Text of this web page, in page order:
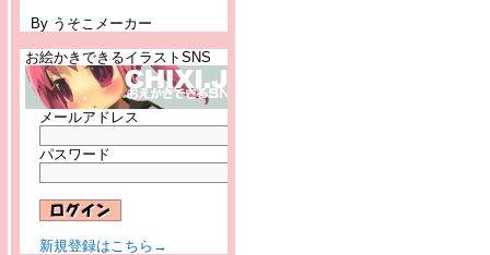
By うそこメーカー
お絵かきできるイラストSNS
メールアドレス
パスワード
新規登録はこちら→